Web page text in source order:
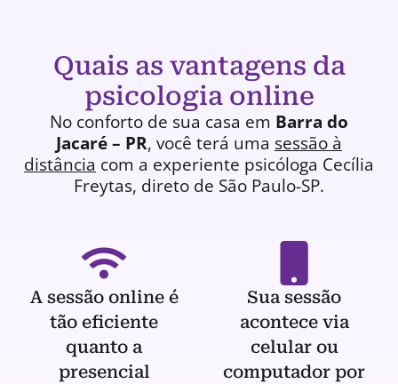
Quais as vantagens da
psicologia online
No conforto de sua casa em Barra do
Jacaré – PR, você terá uma sessão à
distância com a experiente psicóloga Cecília
Freytas, direto de São Paulo-SP.
A sessão online é
tão eficiente
quanto a
presencial
Sua sessão
acontece via
celular ou
computador por